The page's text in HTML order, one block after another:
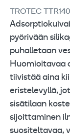
TROTEC
pyörivään
puhalletaan
Huomioitavaa
tiivistää aina
eristelevyllä,
sisätilaan
sijoittaminen
suositeltavaa,